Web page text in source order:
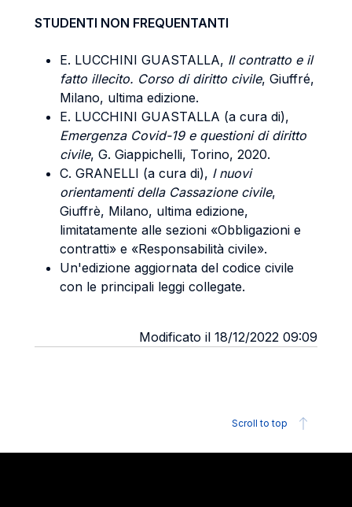
STUDENTI NON FREQUENTANTI
E. LUCCHINI GUASTALLA, Il contratto e il
fatto illecito. Corso di diritto civile, Giuffré,
Milano, ultima edizione.
E. LUCCHINI GUASTALLA (a cura di),
Emergenza Covid-19 e questioni di diritto
civile, G. Giappichelli, Torino, 2020.
C. GRANELLI (a cura di), I nuovi
orientamenti della Cassazione civile,
Giuffrè, Milano, ultima edizione,
limitatamente alle sezioni «Obbligazioni e
contratti» e «Responsabilità civile».
Un'edizione aggiornata del codice civile
con le principali leggi collegate.
Modificato il 18/12/2022 09:09
Scroll to top